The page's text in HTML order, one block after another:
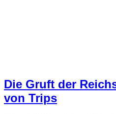
Die Gruft der
von Trips